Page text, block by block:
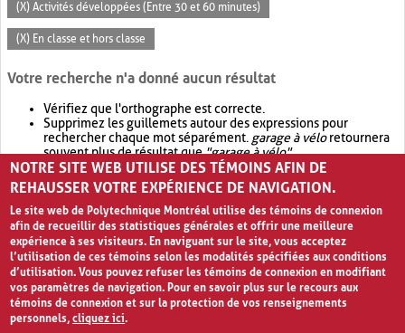
(X) Activités développées (Entre 30 et 60 minutes)
(X) En classe et hors classe
Votre recherche n'a donné aucun résultat
Vérifiez que l'orthographe est correcte.
Supprimez les guillemets autour des expressions pour
rechercher chaque mot séparément. garage à véloretournera
souvent plus de résultat que"garage à vélo".
Envisagez d'élargir votre recherche avec OR.garage OR vélo
retournera souvent plus de résultat quegarage à vélo
NOTRE SITE WEB UTILISE DES TÉMOINS AFIN DE
REHAUSSER VOTRE EXPÉRIENCE DE NAVIGATION.
Le site web de Polytechnique Montréal utilise des témoins de connexion
afin de recueillir des statistiques générales et offrir une meilleure
expérience à ses visiteurs. En naviguant sur le site, vous acceptez
l’utilisation de ces témoins selon les modalités spécifiées aux conditions
d’utilisation. Vous pouvez refuser les témoins de connexion en modifiant
vos paramètres de navigation. Pour en savoir plus sur le recours aux
témoins de connexion et sur la protection de vos renseignements
personnels,cliquez ici.